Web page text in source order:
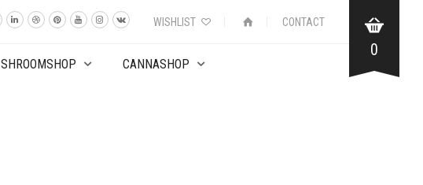
WISHLIST CONTACT
0
SHROOMSHOP CANNASHOP